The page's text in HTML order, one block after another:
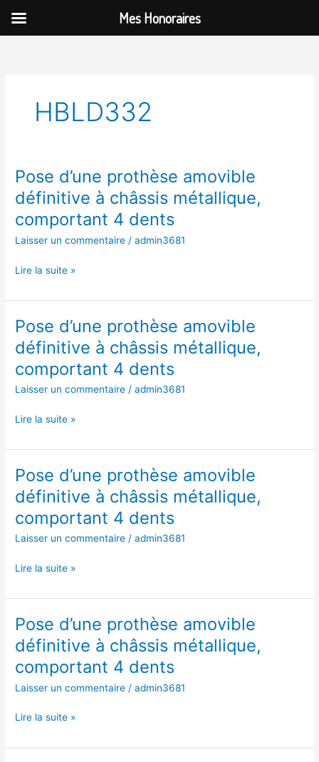
contenu
HBLD332
Pose d’une prothèse amovible
définitive à châssis métallique,
comportant 4 dents
Laisser un commentaire /admin3681
Pose
d’une
prothèse
amovible
définitive
châssis
comportant
dents
Lire la suite »
Pose d’une prothèse amovible
définitive à châssis métallique,
comportant 4 dents
Laisser un commentaire /admin3681
Pose
d’une
prothèse
amovible
définitive
châssis
comportant
dents
Lire la suite »
Pose d’une prothèse amovible
définitive à châssis métallique,
comportant 4 dents
Laisser un commentaire /admin3681
Pose
d’une
prothèse
amovible
définitive
châssis
comportant
dents
Lire la suite »
Pose d’une prothèse amovible
définitive à châssis métallique,
comportant 4 dents
Laisser un commentaire /admin3681
Pose
d’une
prothèse
amovible
définitive
châssis
comportant
Lire la suite »
Mes Honoraires